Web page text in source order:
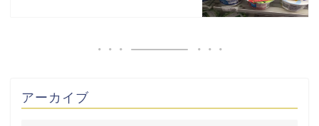
アーカイブ